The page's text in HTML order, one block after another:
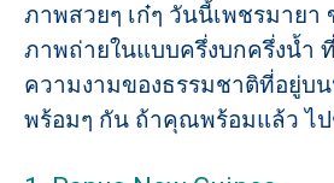
ภาพสวยๆ เก๋ๆ วันนี้เพชรมายา
ภาพถ่ายในแบบครึ่งบกครึ่งน้ำ
ความงามของธรรมชาติที่อยู่บ
พร้อมๆ กัน ถ้าคุณพร้อมแล้ว ไ